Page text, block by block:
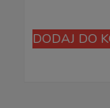
DODAJ DO